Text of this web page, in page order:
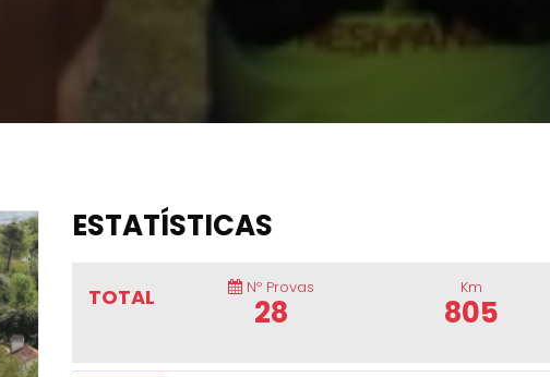
ESTATÍSTICAS
TOTAL Nº Provas
28
Km
805